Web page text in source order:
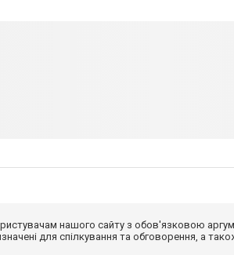
нашого сайту з обов'язковою
для спілкування та обговорення, а